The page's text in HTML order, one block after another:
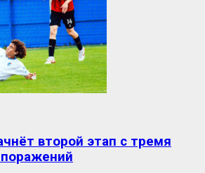
второй этап с тремя